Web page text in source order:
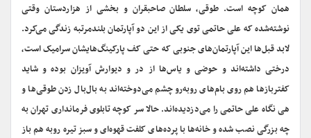
همان کوچه است. طوقی، سلطان صاحبقران و بخشی از هزاردستان وقتی
نوشته‌شده که علی حاتمی توی یکی از این دو آپارتمان بلندمرتبه زندگی می‌کرد.
لابد قبل‌ها این آپارتمان‌های جنوبی که حتی کف پارکینگ‌هایشان سرامیک است،
درختی داشته‌اند و حوضی و یاس‌ها از در و دیوارش آویزان بوده و شاید
کفتربازها هم روی بام‌های روبه‌رو چشم می‌دوخته‌اند به بال‌بال زدن طوقی‌ها و
هی نگاه علی حاتمی را می‌دزدیده‌اند. حالا سر کوچه تابلوی فرمانداری تهران به
چه بزرگی نصب شده و خانه‌ها با پرده‌های کلفت قهوه‌ای و سبز تیره‌ رو‌به هم باز